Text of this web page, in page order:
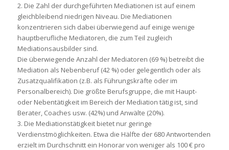
2. Die Zahl der durchgeführten Mediationen ist auf einem
gleichbleibend niedrigen Niveau. Die Mediationen
konzentrieren sich dabei überwiegend auf einige wenige
hauptberufliche Mediatoren, die zum Teil zugleich
Mediationsausbilder sind.
Die überwiegende Anzahl der Mediatoren (69 %) betreibt die
Mediation als Nebenberuf (42 %) oder gelegentlich oder als
Zusatzqualifikation (z.B. als Führungskräfte oder im
Personalbereich). Die größte Berufsgruppe, die mit Haupt-
oder Nebentätigkeit im Bereich der Mediation tätig ist, sind
Berater, Coaches usw. (42%) und Anwälte (20%).
3. Die Mediationstätigkeit bietet nur geringe
Verdienstmöglichkeiten. Etwa die Hälfte der 680 Antwortenden
erzielt im Durchschnitt ein Honorar von weniger als 100 € pro